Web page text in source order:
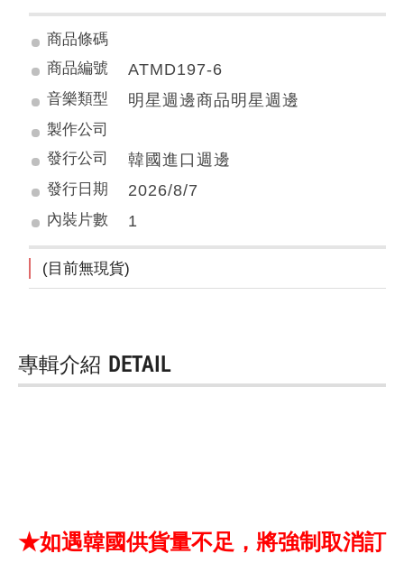
商品條碼
商品編號
ATMD197-6
音樂類型 明星週邊商品明星週邊
製作公司
發行公司
韓國進口週邊
發行日期 2026/8/7
內裝片數 1
(目前無現貨)
專輯介紹 DETAIL
★如遇韓國供貨量不足，將強制取消訂